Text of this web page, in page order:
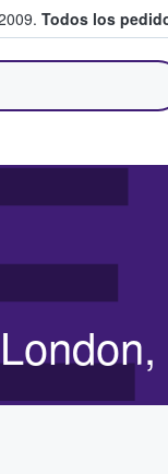
Todos los
entre fans